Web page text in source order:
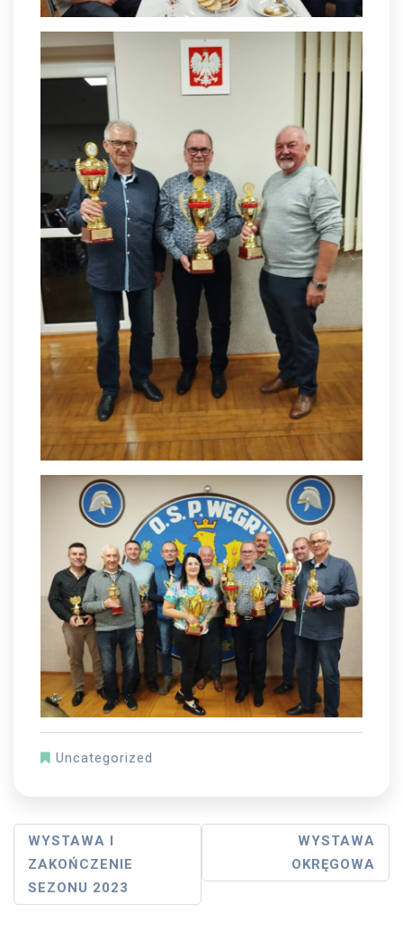
Uncategorized
Post
Navigation
WYSTAWA I
ZAKOŃCZENIE
SEZONU 2023
WYSTAWA
OKRĘGOWA